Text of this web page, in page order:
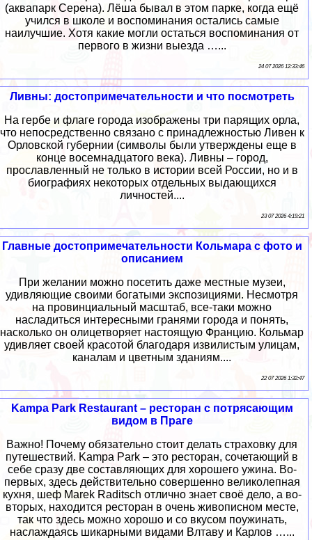
(аквапарк Серена). Лёша бывал в этом парке, когда ещё
учился в школе и воспоминания остались самые
наилучшие. Хотя какие могли остаться воспоминания от
первого в жизни выезда …...
24 07 2026 12:33:46
Ливны: достопримечательности и что посмотреть
На гербе и флаге города изображены три парящих орла,
что непосредственно связано с принадлежностью Ливен к
Орловской губернии (символы были утверждены еще в
конце восемнадцатого века). Ливны – город,
прославленный не только в истории всей России, но и в
биографиях некоторых отдельных выдающихся
личностей....
23 07 2026 4:19:21
Главные достопримечательности Кольмара с фото и
описанием
При желании можно посетить даже местные музеи,
удивляющие своими богатыми экспозициями. Несмотря
на провинциальный масштаб, все-таки можно
насладиться интересными гранями города и понять,
насколько он олицетворяет настоящую Францию. Кольмар
удивляет своей красотой благодаря извилистым улицам,
каналам и цветным зданиям....
22 07 2026 1:32:47
Kampa Park Restaurant – ресторан с потрясающим
видом в Праге
Важно! Почему обязательно стоит делать страховку для
путешествий. Kampa Park – это ресторан, сочетающий в
себе сразу две составляющих для хорошего ужина. Во-
первых, здесь действительно совершенно великолепная
кухня, шеф Marek Raditsch отлично знает своё дело, а во-
вторых, находится ресторан в очень живописном месте,
так что здесь можно хорошо и со вкусом поужинать,
наслаждаясь шикарными видами Влтаву и Карлов …...